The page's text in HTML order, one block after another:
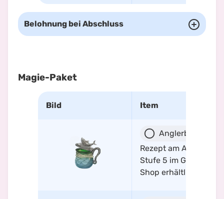
Belohnung bei Abschluss
Magie-Paket
Bild Item
Anglerbräu
Rezept am Angeln-
Stufe 5 im Gilden-
Shop erhältlich